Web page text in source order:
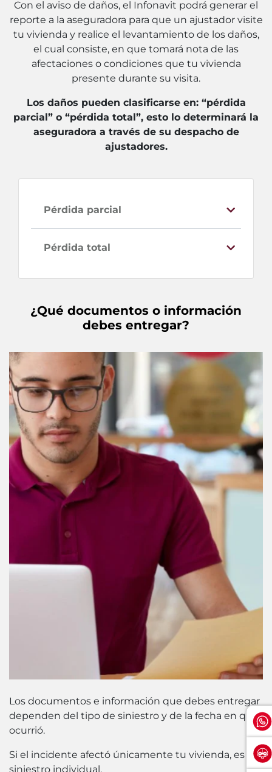
Con el aviso de daños, el Infonavit podrá generar el
reporte a la aseguradora para que un ajustador visite
tu vivienda y realice el levantamiento de los daños,
el cual consiste, en que tomará nota de las
afectaciones o condiciones que tu vivienda
presente durante su visita.
Los daños pueden clasificarse en: “pérdida
parcial” o “pérdida total”, esto lo determinará la
aseguradora a través de su despacho de
ajustadores.
Pérdida parcial
Pérdida total
¿Qué documentos o información
debes entregar?
Los documentos e información que debes entregar
dependen del tipo de siniestro y de la fecha en que
ocurrió.
Si el incidente afectó únicamente tu vivienda, es un
siniestro individual.